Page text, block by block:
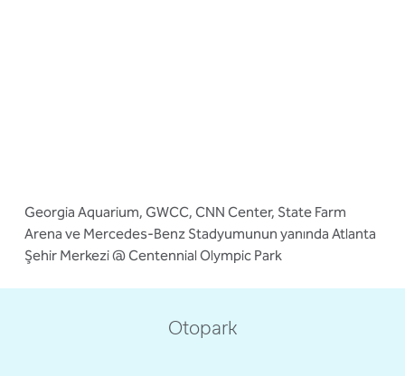
Georgia Aquarium, GWCC, CNN Center, State Farm
Arena ve Mercedes-Benz Stadyumunun yanında Atlanta
Şehir Merkezi @ Centennial Olympic Park
Otopark